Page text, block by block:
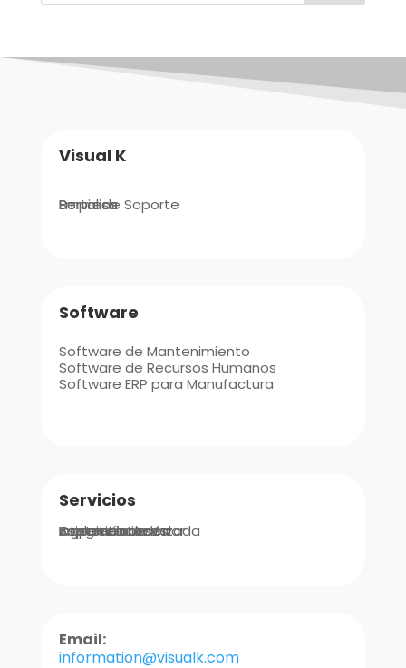
Visual K
Empresa
Portal de Soporte
Servicios
Software
Software de Mantenimiento
Software de Recursos Humanos
Software ERP para Manufactura
Servicios
Integraciones
Implementación
Ingeniería de Valor
Asistencia Avanzada
Soporte
Capacitaciones
Email:
information@visualk.com